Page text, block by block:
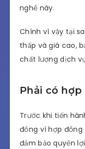
nghề này.
Chính vì vậy tại
thấp và giá cao,
chất lượng dịch
Phải có
Trước khi tiến
đồng vì hợp đồng
đảm bảo quyền